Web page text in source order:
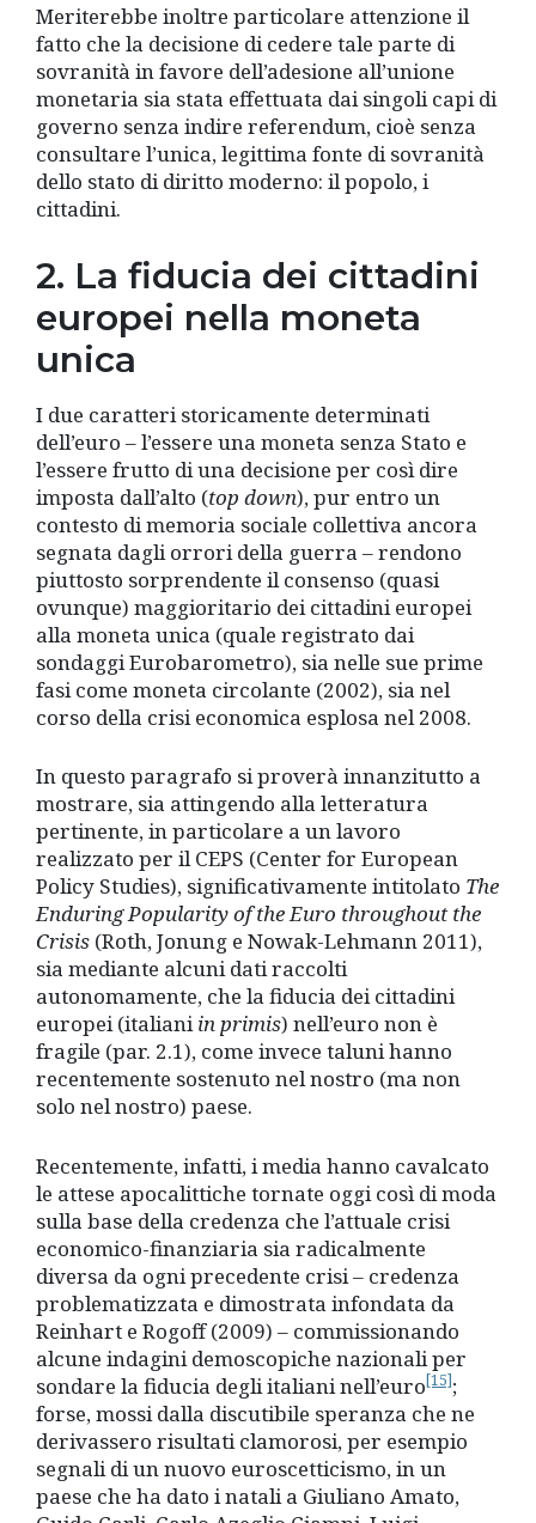
Meriterebbe inoltre particolare attenzione il
fatto che la decisione di cedere tale parte di
sovranità in favore dell’adesione all’unione
monetaria sia stata effettuata dai singoli capi di
governo senza indire referendum, cioè senza
consultare l’unica, legittima fonte di sovranità
dello stato di diritto moderno: il popolo, i
cittadini.
2. La fiducia dei cittadini
europei nella moneta
unica
I due caratteri storicamente determinati
dell’euro – l’essere una moneta senza Stato e
l’essere frutto di una decisione per così dire
imposta dall’alto (top down), pur entro un
contesto di memoria sociale collettiva ancora
segnata dagli orrori della guerra – rendono
piuttosto sorprendente il consenso (quasi
ovunque) maggioritario dei cittadini europei
alla moneta unica (quale registrato dai
sondaggi Eurobarometro), sia nelle sue prime
fasi come moneta circolante (2002), sia nel
corso della crisi economica esplosa nel 2008.
In questo paragrafo si proverà innanzitutto a
mostrare, sia attingendo alla letteratura
pertinente, in particolare a un lavoro
realizzato per il CEPS (Center for European
Policy Studies), significativamente intitolato The
Enduring Popularity of the Euro throughout the
Crisis (Roth, Jonung e Nowak-Lehmann 2011),
sia mediante alcuni dati raccolti
autonomamente, che la fiducia dei cittadini
europei (italianiin primis) nell’euro non è
fragile (par. 2.1), come invece taluni hanno
recentemente sostenuto nel nostro (ma non
solo nel nostro) paese.
Recentemente, infatti, i media hanno cavalcato
le attese apocalittiche tornate oggi così di moda
sulla base della credenza che l’attuale crisi
economico-finanziaria sia radicalmente
diversa da ogni precedente crisi – credenza
problematizzata e dimostrata infondata da
Reinhart e Rogoff (2009) – commissionando
alcune indagini demoscopiche nazionali per
sondare la fiducia degli italiani nell’euro[15];
forse, mossi dalla discutibile speranza che ne
derivassero risultati clamorosi, per esempio
segnali di un nuovo euroscetticismo, in un
paese che ha dato i natali a Giuliano Amato,